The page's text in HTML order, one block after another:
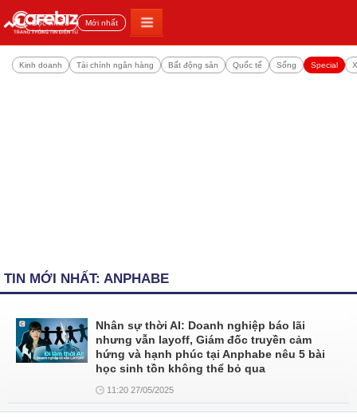
Đọc nhiều Mới nhất
Kinh doanh Tài chính ngân hàng Bất động sản Quốc tế Sống Special
TIN MỚI NHẤT: ANPHABE
Nhân sự thời AI: Doanh nghiệp báo lãi
nhưng vẫn layoff, Giám đốc truyền cảm
hứng và hạnh phúc tại Anphabe nêu 5 bài
học sinh tồn không thể bỏ qua
11:20 27/05/2025